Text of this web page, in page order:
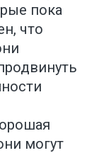
пока
что
могут